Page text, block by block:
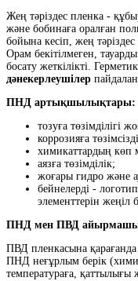
Жең тәріздес пленка -
және бобинаға оралған
бойына кесіп, жең
Орам бекітілмеген,
босату жеткілікті.
дәнекерлеушілер
ПНД артықшылықтары:
тозуға төзімділігі
коррозияға
химикаттардың көп
аязға төзімділік;
жоғары гидро және
бейнелерді -
элементтерін жеңіл
ПНД мен ПВД
ПВД пленкасына
ПНД неғұрлым берік
температураға, қаттылығы